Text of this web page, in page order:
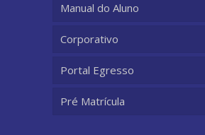
Manual do Aluno
Corporativo
Portal Egresso
Pré Matrícula